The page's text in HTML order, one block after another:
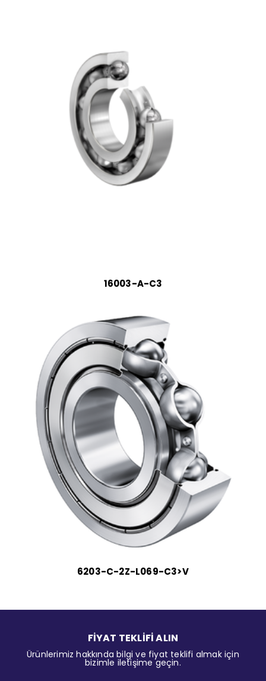
16003-A-C3
6203-C-2Z-L069-C3>V
FİYAT TEKLİFİ ALIN
Ürünlerimiz hakkında bilgi ve fiyat teklifi almak için
bizimle iletişime geçin.